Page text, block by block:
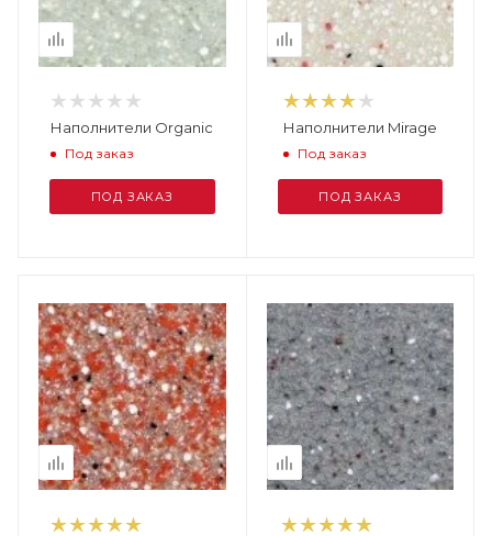
Наполнители Organic
Под заказ
ПОД ЗАКАЗ
Наполнители Mirage
Под заказ
ПОД ЗАКАЗ